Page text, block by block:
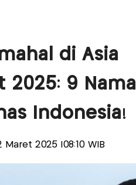
di Asia
2025: 9 Nama
Indonesia!
Maret 2025 |08:10 WIB